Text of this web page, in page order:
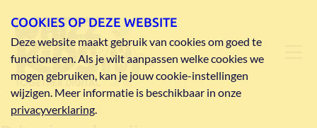
COOKIES OP DEZE WEBSITE
Deze website maakt gebruik van cookies om goed te
functioneren. Als je wilt aanpassen welke cookies we
mogen gebruiken, kan je jouw cookie-instellingen
wijzigen. Meer informatie is beschikbaar in onze
privacyverklaring.